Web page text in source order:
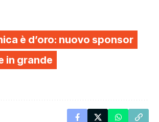
è d’oro: nuovo sponsor
in grande